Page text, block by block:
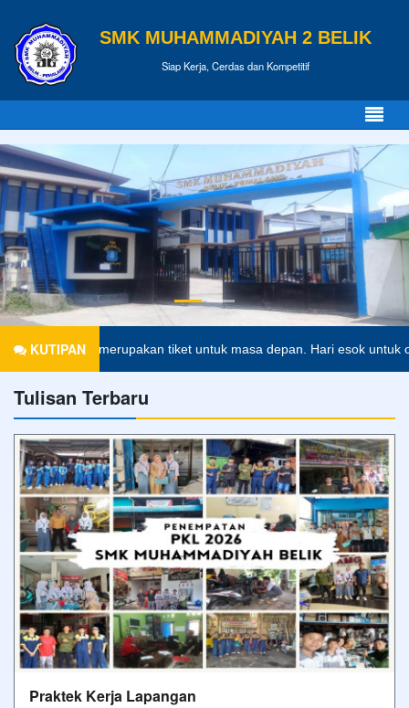
SMK MUHAMMADIYAH 2 BELIK
Siap Kerja, Cerdas dan Kompetitif
KUTIPAN
merupakan tiket untuk masa depan. Hari esok untuk orang-
Tulisan Terbaru
Praktek Kerja Lapangan